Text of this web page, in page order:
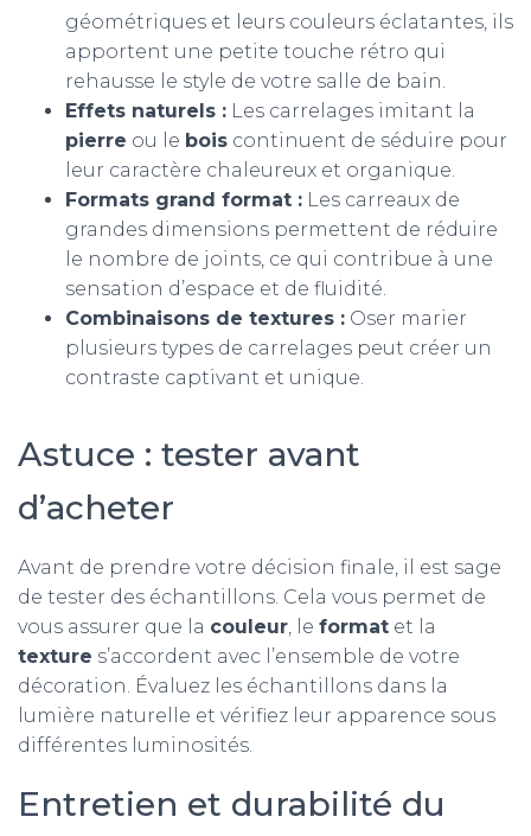
géométriques et leurs couleurs éclatantes, ils
apportent une petite touche rétro qui
rehausse le style de votre salle de bain.
Effets naturels : Les carrelages imitant la
pierre ou le bois continuent de séduire pour
leur caractère chaleureux et organique.
Formats grand format : Les carreaux de
grandes dimensions permettent de réduire
le nombre de joints, ce qui contribue à une
sensation d’espace et de fluidité.
Combinaisons de textures : Oser marier
plusieurs types de carrelages peut créer un
contraste captivant et unique.
Astuce : tester avant
d’acheter
Avant de prendre votre décision finale, il est sage
de tester des échantillons. Cela vous permet de
vous assurer que la couleur, le format et la
texture s’accordent avec l’ensemble de votre
décoration. Évaluez les échantillons dans la
lumière naturelle et vérifiez leur apparence sous
différentes luminosités.
Entretien et durabilité du